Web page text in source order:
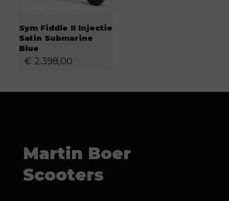
Sym Fiddle II Injectie
Satin Submarine
Blue
€ 2.398,00
Martin Boer
Scooters